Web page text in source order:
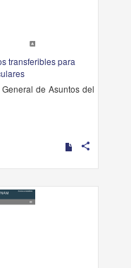
transferibles para
de Asuntos del
share